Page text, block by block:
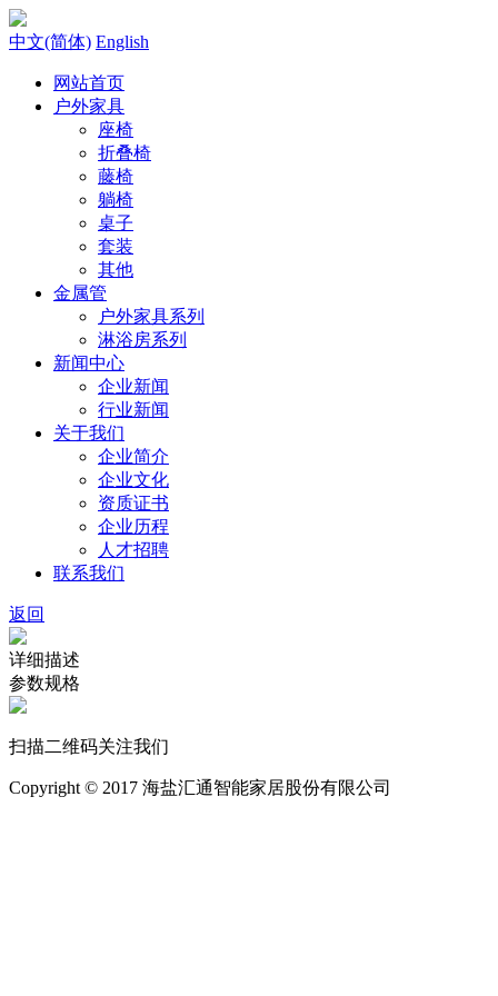
中文(简体) English
网站首页
户外家具
座椅
折叠椅
藤椅
躺椅
桌子
套装
其他
金属管
户外家具系列
淋浴房系列
新闻中心
企业新闻
行业新闻
关于我们
企业简介
企业文化
资质证书
企业历程
人才招聘
联系我们
返回
详细描述
参数规格
扫描二维码关注我们
Copyright © 2017 海盐汇通智能家居股份有限公司